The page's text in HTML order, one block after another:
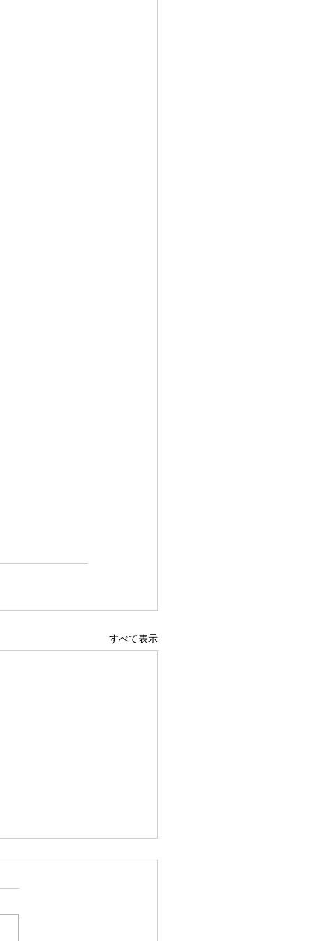
すべて表示